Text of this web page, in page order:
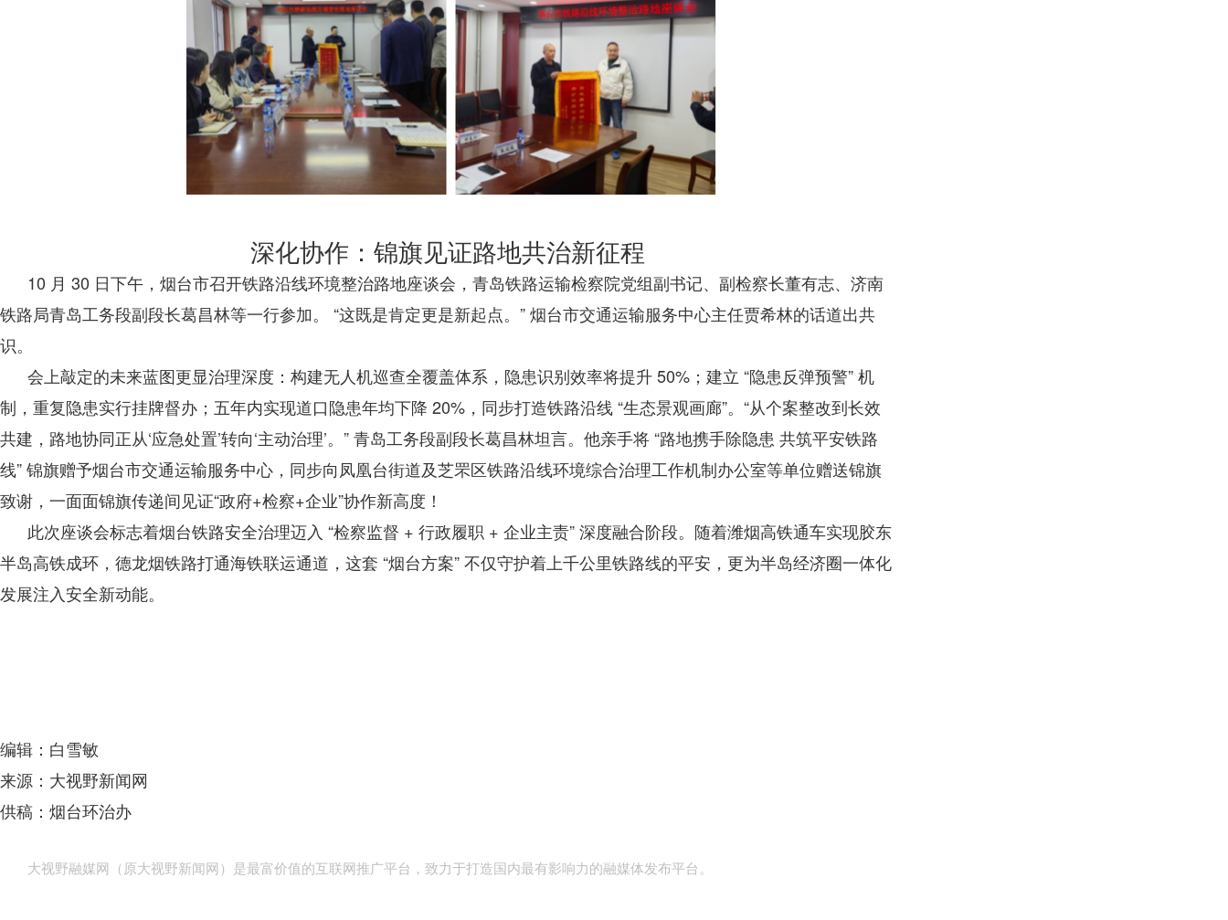
深化协作：锦旗见证路地共治新征程
10 月 30 日下午，烟台市召开铁路沿线环境整治路地座谈会，青岛铁路运输检察院党组副书记、副检察长董有志、济南
铁路局青岛工务段副段长葛昌林等一行参加。 “这既是肯定更是新起点。” 烟台市交通运输服务中心主任贾希林的话道出共
识。
会上敲定的未来蓝图更显治理深度：构建无人机巡查全覆盖体系，隐患识别效率将提升 50%；建立 “隐患反弹预警” 机
制，重复隐患实行挂牌督办；五年内实现道口隐患年均下降 20%，同步打造铁路沿线 “生态景观画廊”。“从个案整改到长效
共建，路地协同正从‘应急处置’转向‘主动治理’。” 青岛工务段副段长葛昌林坦言。他亲手将 “路地携手除隐患 共筑平安铁路
线” 锦旗赠予烟台市交通运输服务中心，同步向凤凰台街道及芝罘区铁路沿线环境综合治理工作机制办公室等单位赠送锦旗
致谢，一面面锦旗传递间见证“政府+检察+企业”协作新高度！
此次座谈会标志着烟台铁路安全治理迈入 “检察监督 + 行政履职 + 企业主责” 深度融合阶段。随着潍烟高铁通车实现胶东
半岛高铁成环，德龙烟铁路打通海铁联运通道，这套 “烟台方案” 不仅守护着上千公里铁路线的平安，更为半岛经济圈一体化
发展注入安全新动能。
编辑：白雪敏
来源：大视野新闻网
供稿：烟台环治办
大视野融媒网（原大视野新闻网）是最富价值的互联网推广平台，致力于打造国内最有影响力的融媒体发布平台。